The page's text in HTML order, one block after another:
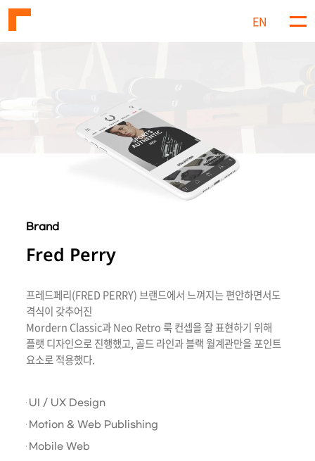
EN
메
Brand
Fred Perry
프레드페리(FRED PERRY) 브랜드에서 느껴지는 편안하면서도
격식이 갖추어진
Mordern Classic과 Neo Retro 룩 컨셉을 잘 표현하기 위해
플랫 디자인으로 진행했고, 골드 라인과 블랙 월계관만을 포인트
요소로 적용했다.
UI / UX Design
Motion & Web Publishing
Mobile Web